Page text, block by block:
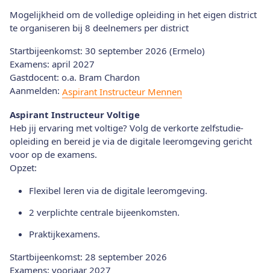
Mogelijkheid om de volledige opleiding in het eigen district
te organiseren bij 8 deelnemers per district
Startbijeenkomst: 30 september 2026 (Ermelo)
Examens: april 2027
Gastdocent: o.a. Bram Chardon
Aanmelden: Aspirant Instructeur Mennen
Aspirant Instructeur Voltige
Heb jij ervaring met voltige? Volg de verkorte zelfstudie-
opleiding en bereid je via de digitale leeromgeving gericht
voor op de examens.
Opzet:
Flexibel leren via de digitale leeromgeving.
2 verplichte centrale bijeenkomsten.
Praktijkexamens.
Startbijeenkomst: 28 september 2026
Examens: voorjaar 2027